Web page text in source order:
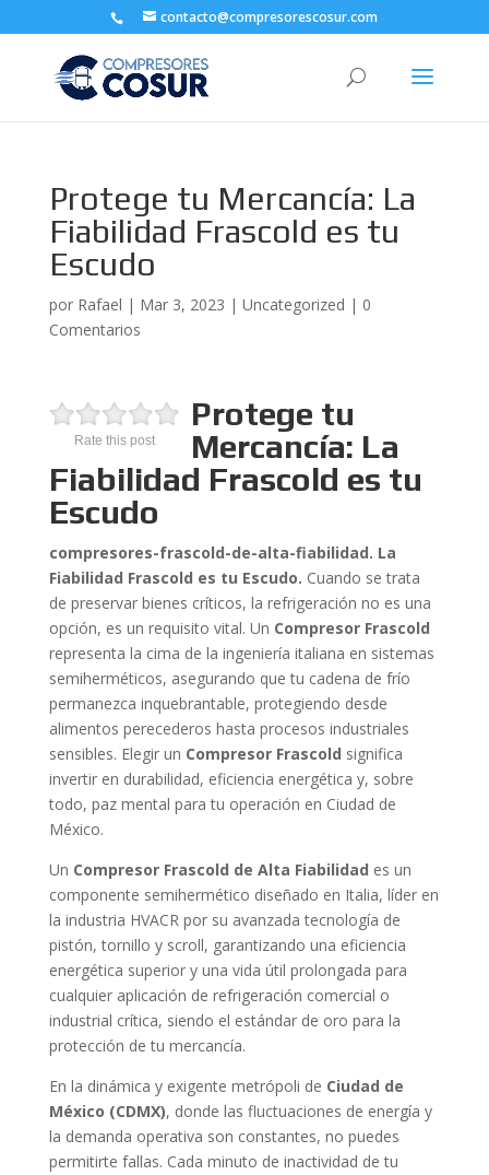
contacto@compresorescosur.com
Protege tu Mercancía: La
Fiabilidad Frascold es tu
Escudo
por Rafael | Mar 3, 2023 | Uncategorized | 0
Comentarios
Rate this post
Protege tu
Mercancía: La
Fiabilidad Frascold es tu
Escudo
compresores-frascold-de-alta-fiabilidad. La
Fiabilidad Frascold es tu Escudo. Cuando se trata
de preservar bienes críticos, la refrigeración no es una
opción, es un requisito vital. Un Compresor Frascold
representa la cima de la ingeniería italiana en sistemas
semiherméticos, asegurando que tu cadena de frío
permanezca inquebrantable, protegiendo desde
alimentos perecederos hasta procesos industriales
sensibles. Elegir un Compresor Frascold significa
invertir en durabilidad, eficiencia energética y, sobre
todo, paz mental para tu operación en Ciudad de
México.
Un Compresor Frascold de Alta Fiabilidad es un
componente semihermético diseñado en Italia, líder en
la industria HVACR por su avanzada tecnología de
pistón, tornillo y scroll, garantizando una eficiencia
energética superior y una vida útil prolongada para
cualquier aplicación de refrigeración comercial o
industrial crítica, siendo el estándar de oro para la
protección de tu mercancía.
En la dinámica y exigente metrópoli de Ciudad de
México (CDMX), donde las fluctuaciones de energía y
la demanda operativa son constantes, no puedes
permitirte fallas. Cada minuto de inactividad de tu